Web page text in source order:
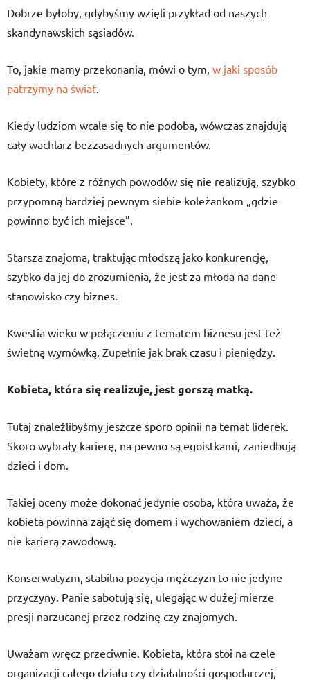
Dobrze byłoby, gdybyśmy wzięli przykład od naszych
skandynawskich sąsiadów.
To, jakie mamy przekonania, mówi o tym, w jaki sposób
patrzymy na świat.
Kiedy ludziom wcale się to nie podoba, wówczas znajdują
cały wachlarz bezzasadnych argumentów.
Kobiety, które z różnych powodów się nie realizują, szybko
przypomną bardziej pewnym siebie koleżankom „gdzie
powinno być ich miejsce”.
Starsza znajoma, traktując młodszą jako konkurencję,
szybko da jej do zrozumienia, że jest za młoda na dane
stanowisko czy biznes.
Kwestia wieku w połączeniu z tematem biznesu jest też
świetną wymówką. Zupełnie jak brak czasu i pieniędzy.
Kobieta, która się realizuje, jest gorszą matką.
Tutaj znaleźlibyśmy jeszcze sporo opinii na temat liderek.
Skoro wybrały karierę, na pewno są egoistkami, zaniedbują
dzieci i dom.
Takiej oceny może dokonać jedynie osoba, która uważa, że
kobieta powinna zająć się domem i wychowaniem dzieci, a
nie karierą zawodową.
Konserwatyzm, stabilna pozycja mężczyzn to nie jedyne
przyczyny. Panie sabotują się, ulegając w dużej mierze
presji narzucanej przez rodzinę czy znajomych.
Uważam wręcz przeciwnie. Kobieta, która stoi na czele
organizacji całego działu czy działalności gospodarczej,